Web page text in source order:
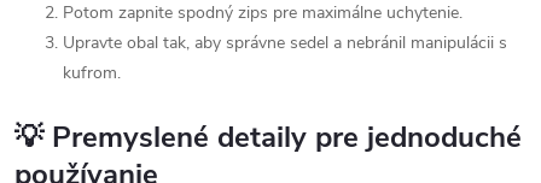
Potom zapnite spodný zips pre maximálne uchytenie.
Upravte obal tak, aby správne sedel a nebránil manipulácii s
kufrom.
💡 Premyslené detaily pre jednoduché
používanie